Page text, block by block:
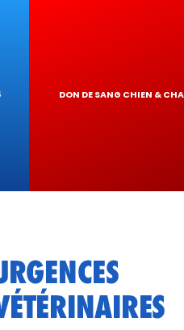
DON DE SANG CHIEN &